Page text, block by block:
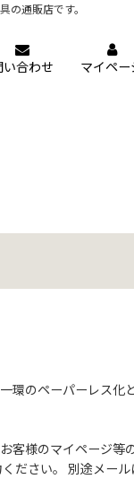
の通販店です。
い合わせ マイペー
環のペーパーレス
客様のマイページ
ださい。 別途メー